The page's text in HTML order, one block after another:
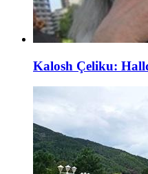
Kalosh Çeliku: